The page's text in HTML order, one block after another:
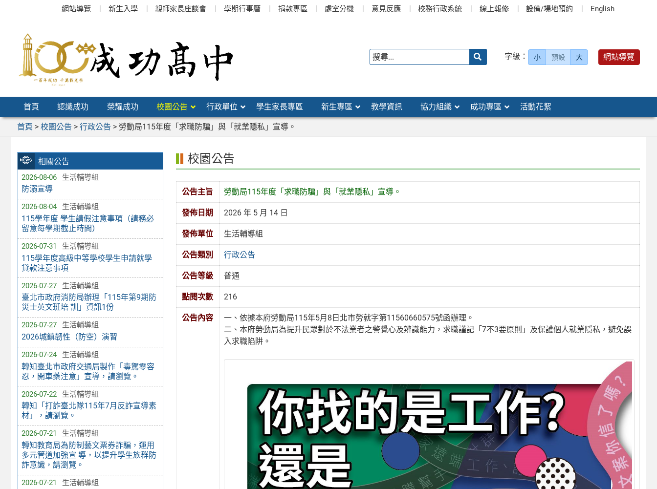
網站導覽 新生入學 親師家長座談會 學期行事曆 捐款專區 處室分機 意見反應 校務行政系統 線上報修 設備/場地預約 English
字級： 小 預設 大 網站導覽
首頁 認識成功 榮耀成功 校園公告 行政單位 學生家長專區 新生專區 教學資訊 協力組織 成功專區 活動花絮
首頁 > 校園公告 > 行政公告 > 勞動局115年度「求職防騙」與「就業隱私」宣導。
相關公告
2026-08-06 生活輔導組
防溺宣導
2026-08-04 生活輔導組
115學年度 學生請假注意事項（請務必
留意每學期截止時間）
2026-07-31 生活輔導組
115學年度高級中等學校學生申請就學
貸款注意事項
2026-07-27 生活輔導組
臺北市政府消防局辦理「115年第9期防
災士英文班培 訓」資訊1份
2026-07-27 生活輔導組
2026城鎮韌性（防空）演習
2026-07-24 生活輔導組
轉知臺北市政府交通局製作「毒駕零容
忍，開車藥注意」宣導，請瀏覽。
2026-07-22 生活輔導組
轉知「打詐臺北隊115年7月反詐宣導素
材」，請瀏覽。
2026-07-21 生活輔導組
轉知教育局為防制藝文票券詐騙，運用
多元管道加強宣 導，以提升學生族群防
詐意識，請瀏覽。
2026-07-21 生活輔導組
校園公告
公告主旨 勞動局115年度「求職防騙」與「就業隱私」宣導。
發佈日期 2026 年 5 月 14 日
發佈單位 生活輔導組
公告類別 行政公告
公告等級 普通
點閱次數 216
公告內容
一、依據本府勞動局115年5月8日北市勞就字第11560660575號函辦理。
二、本府勞動局為提升民眾對於不法業者之警覺心及辨識能力，求職謹記「7不3要原則」及保護個人就業隱私，避免誤
入求職陷阱。